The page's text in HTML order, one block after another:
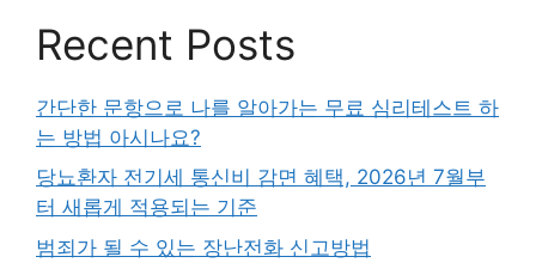
Recent Posts
간단한 문항으로 나를 알아가는 무료 심리테스트 하
는 방법 아시나요?
당뇨환자 전기세 통신비 감면 혜택, 2026년 7월부
터 새롭게 적용되는 기준
범죄가 될 수 있는 장난전화 신고방법